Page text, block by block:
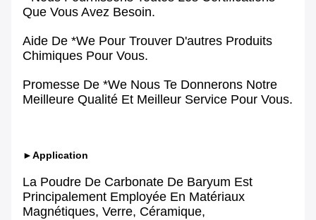
Que Vous Avez Besoin.
Aide De *We Pour Trouver D'autres Produits
Chimiques Pour Vous.
Promesse De *We Nous Te Donnerons Notre
Meilleure Qualité Et Meilleur Service Pour Vous.
►Application
La Poudre De Carbonate De Baryum Est
Principalement Employée En Matériaux
Magnétiques, Verre, Céramique,